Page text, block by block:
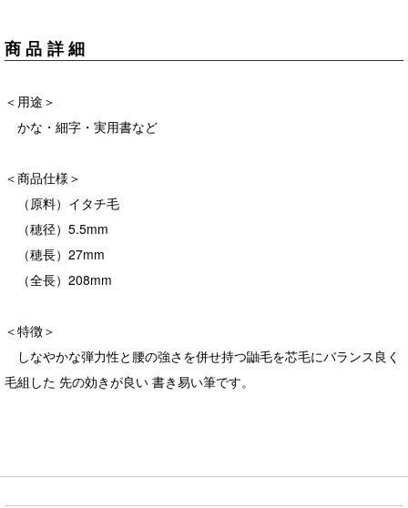
商品詳細
＜用途＞
かな・細字・実用書など
＜商品仕様＞
（原料）イタチ毛
（穂径）5.5mm
（穂長）27mm
（全長）208mm
＜特徴＞
しなやかな弾力性と腰の強さを併せ持つ鼬毛を芯毛にバランス良く
毛組した 先の効きが良い 書き易い筆です。